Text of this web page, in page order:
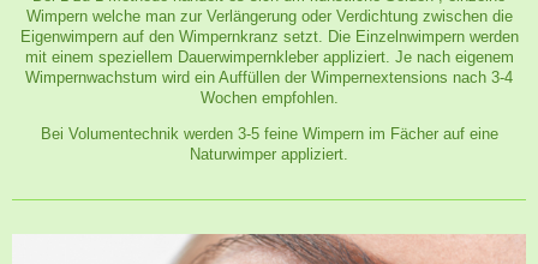
Wimpern welche man zur Verlängerung oder Verdichtung zwischen die
Eigenwimpern auf den Wimpernkranz setzt. Die Einzelnwimpern werden
mit einem speziellem Dauerwimpernkleber appliziert. Je nach eigenem
Wimpernwachstum wird ein Auffüllen der Wimpernextensions nach 3-4
Wochen empfohlen.
Bei Volumentechnik werden 3-5 feine Wimpern im Fächer auf eine
Naturwimper appliziert.